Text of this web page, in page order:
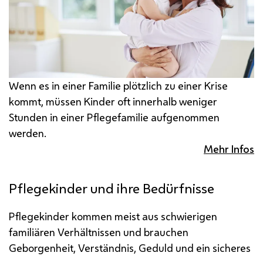
Wenn es in einer Familie plötzlich zu einer Krise
kommt, müssen Kinder oft innerhalb weniger
Stunden in einer Pflegefamilie aufgenommen
werden.
Mehr Infos
Pflegekinder und ihre Bedürfnisse
Pflegekinder kommen meist aus schwierigen
familiären Verhältnissen und brauchen
Geborgenheit, Verständnis, Geduld und ein sicheres